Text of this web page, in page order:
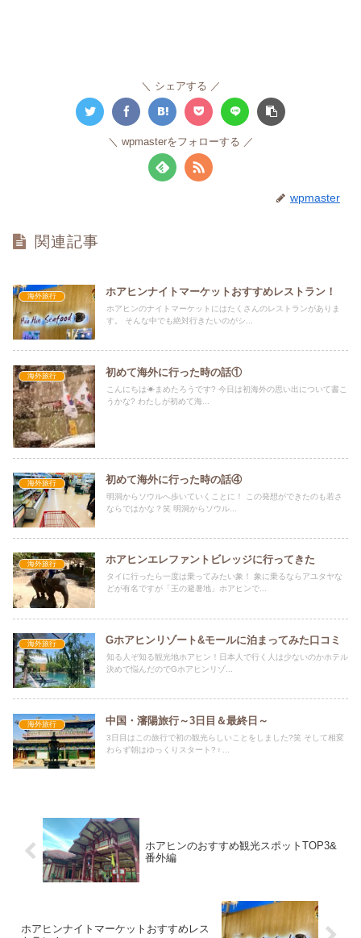
シェアする
wpmasterをフォローする
wpmaster
関連記事
海外旅行 ホアヒンナイトマーケットおすすめレストラン！
ホアヒンのナイトマーケットにはたくさんのレストランがありま
す。 そんな中でも絶対行きたいのがシ...
海外旅行 初めて海外に行った時の話①
こんにちは☀まめたろうです? 今日は初海外の思い出について書こ
うかな? わたしが初めて海...
海外旅行 初めて海外に行った時の話④
明洞からソウルへ歩いていくことに！ この発想ができたのも若さ
ならではかな？笑 明洞からソウル...
海外旅行 ホアヒンエレファントビレッジに行ってきた
タイに行ったら一度は乗ってみたい象！ 象に乗るならアユタヤな
どが有名ですが「王の避暑地」ホアヒンで...
海外旅行 Gホアヒンリゾート&モールに泊まってみた口コミ
知る人ぞ知る観光地ホアヒン！日本人で行く人は少ないのかホテル
決めで悩んだのでGホアヒンリゾ...
海外旅行 中国・瀋陽旅行～3日目＆最終日～
3日目はこの旅行で初の観光らしいことをしました?笑 そして相変
わらず朝はゆっくりスタート?‍♀...
ホアヒンのおすすめ観光スポットTOP3&
番外編
ホアヒンナイトマーケットおすすめレス